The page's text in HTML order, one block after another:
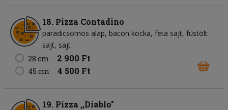
18. Pizza Contadino
paradicsomos alap bacon kocka feta sajt füstölt
sajt sajt
28 cm
2 900 Ft
45 cm 4 500 Ft
19. Pizza ,,Diablo"